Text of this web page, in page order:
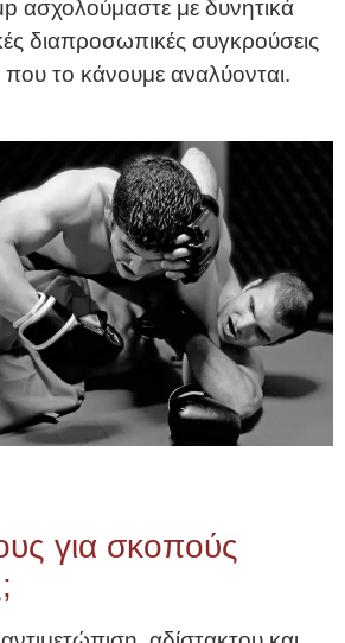
ασχολούμαστε με δυνητικά
διαπροσωπικές συγκρούσεις
που το κάνουμε αναλύονται.
για σκοπούς